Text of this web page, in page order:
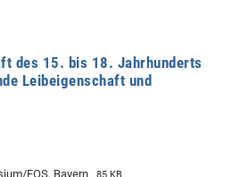
des 15. bis 18. Jahrhunderts
Leibeigenschaft und
FOS, Bayern